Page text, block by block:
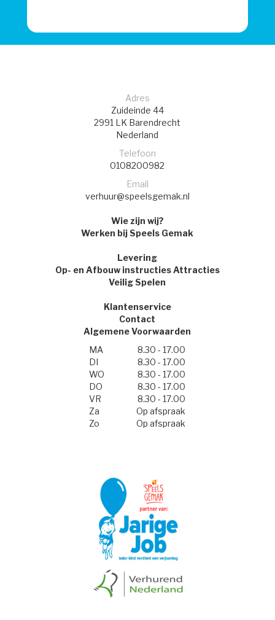
Adres
Zuideinde 44
2991 LK Barendrecht
Nederland
Telefoon
0108200982
Email
verhuur@speelsgemak.nl
Wie zijn wij?
Werken bij Speels Gemak
Levering
Op- en Afbouw instructies Attracties
Veilig Spelen
Klantenservice
Contact
Algemene Voorwaarden
MA
8.30 - 17.00
DI
8.30 - 17.00
WO
8.30 - 17.00
DO
8.30 - 17.00
VR
8.30 - 17.00
Za
Op afspraak
Zo
Op afspraak